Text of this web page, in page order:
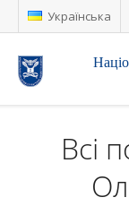
Українська
Всі